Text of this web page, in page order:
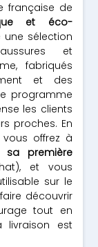
française de
et éco-
sélection
et
fabriqués
et des
programme
les clients
proches. En
offrez à
première
et vous
sur le
découvrir
tout en
livraison est